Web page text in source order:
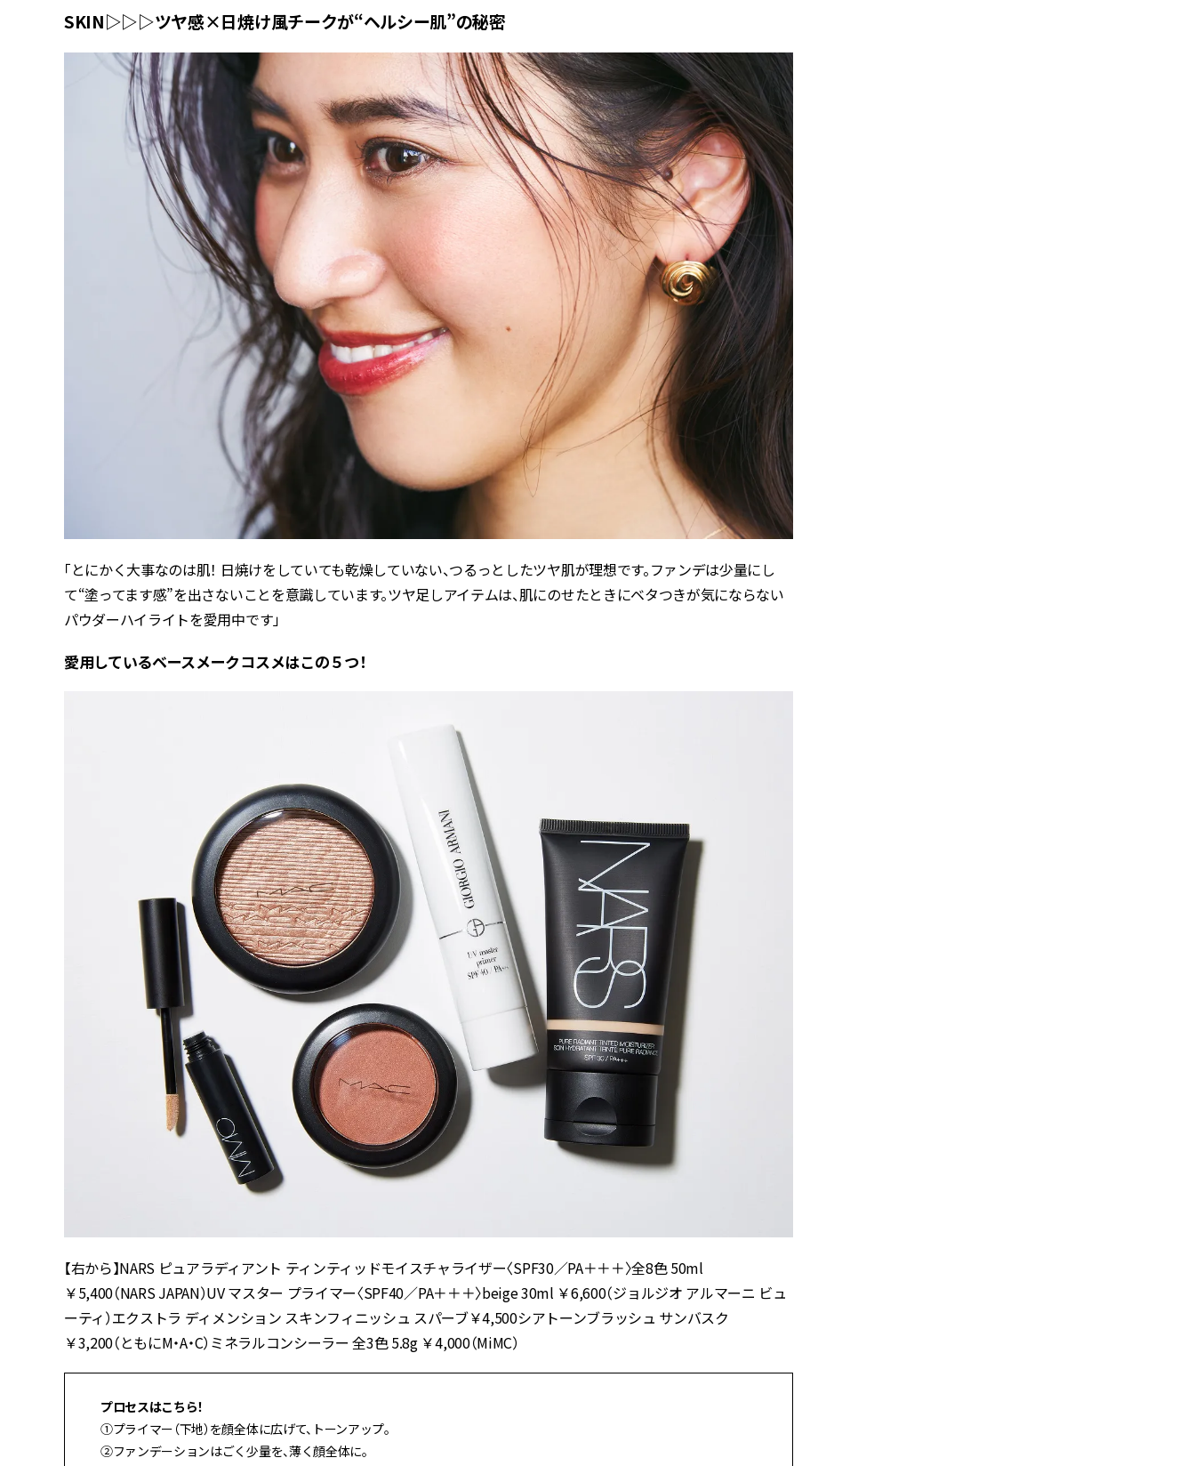
SKIN▷▷▷ツヤ感×日焼け風チークが“ヘルシー肌”の秘密
「とにかく大事なのは肌！ 日焼けをしていても乾燥していない、つるっとしたツヤ肌が理想です。ファンデは少量にし
て“塗ってます感”を出さないことを意識しています。ツヤ足しアイテムは、肌にのせたときにベタつきが気にならない
パウダーハイライトを愛用中です」
愛用しているベースメークコスメはこの５つ！
【右から】NARS ピュアラディアント ティンティッドモイスチャライザー〈SPF30／PA＋＋＋〉全8色 50ml
￥5,400（NARS JAPAN）UV マスター プライマー〈SPF40／PA＋＋＋〉beige 30ml ￥6,600（ジョルジオ アルマーニ ビュ
ーティ）エクストラ ディメンション スキンフィニッシュ スパーブ￥4,500シアトーンブラッシュ サンバスク
￥3,200（ともにM・A・C）ミネラルコンシーラー 全3色 5.8g ￥4,000（MiMC）
プロセスはこちら！
①プライマー（下地）を顔全体に広げて、トーンアップ。
②ファンデーションはごく少量を、薄く顔全体に。